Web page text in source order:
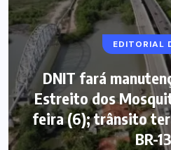
EDITORIAL
DNIT fará
Estreito dos
feira (6); trânsito
BR-